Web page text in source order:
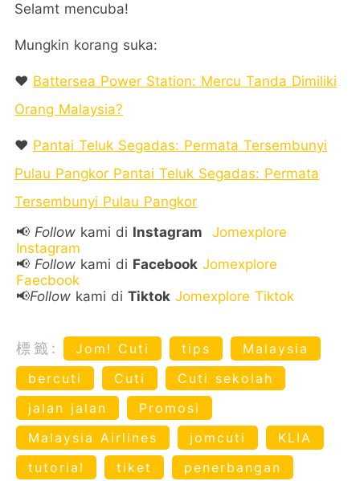
Selamt mencuba!
Mungkin korang suka:
❤️ Battersea Power Station: Mercu Tanda Dimiliki
Orang Malaysia?
❤️ Pantai Teluk Segadas: Permata Tersembunyi
Pulau Pangkor Pantai Teluk Segadas: Permata
Tersembunyi Pulau Pangkor
📢 Follow kami di Instagram
Jomexplore
Instagram
📢 Follow kami di Facebook Jomexplore
Faecbook
📢Follow kami di Tiktok Jomexplore Tiktok
標籤: Jom! Cuti tips
Malaysia
bercuti
Cuti
Cuti sekolah
jalan jalan
Promosi
Malaysia Airlines
jomcuti
KLIA
tutorial
tiket
penerbangan